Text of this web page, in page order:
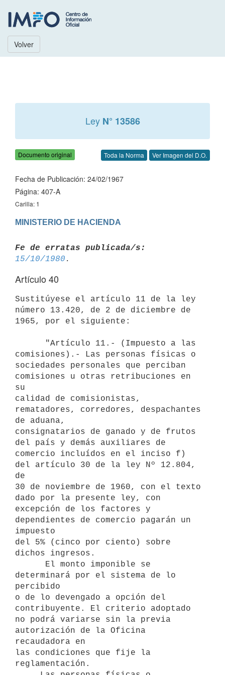
Volver
Ley N° 13586
Documento original Toda la Norma Ver Imagen del D.O.
Fecha de Publicación: 24/02/1967
Página: 407-A
Carilla: 1
MINISTERIO DE HACIENDA
Fe de erratas publicada/s:
15/10/1980
Artículo 40
Sustitúyese el artículo 11 de la ley
número 13.420, de 2 de diciembre de
1965, por el siguiente:
comisiones).- Las personas físicas o
sociedades personales que perciban
comisiones u otras retribuciones en
su
calidad de comisionistas,
rematadores, corredores, despachantes
de aduana,
consignatarios de ganado y de frutos
del país y demás auxiliares de
comercio incluídos en el inciso f)
del artículo 30 de la ley Nº 12.804,
de
30 de noviembre de 1960, con el texto
dado por la presente ley, con
excepción de los factores y
dependientes de comercio pagarán un
impuesto
del 5% (cinco por ciento) sobre
dichos ingresos.
determinará por el sistema de lo
percibido
o de lo devengado a opción del
contribuyente. El criterio adoptado
no podrá variarse sin la previa
autorización de la Oficina
recaudadora en
las condiciones que fije la
reglamentación.